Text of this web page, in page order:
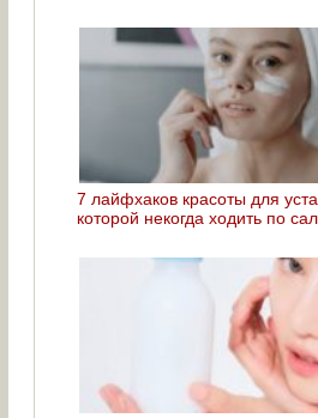
7 лайфхаков красоты для
которой некогда ходить по